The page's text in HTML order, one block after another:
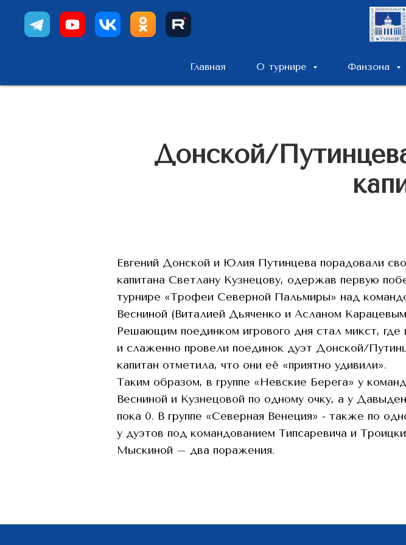
Главная О турнире Фанзона
Донской/
Евгений Донской и Юлия Путинцева порадовали
капитана Светлану Кузнецову, одержав первую
турнире «Трофеи Северной Пальмиры» над
Весниной (Виталией Дьяченко и Асланом
Решающим поединком игрового дня стал микст, где
и слаженно провели поединок дуэт Донской/
капитан отметила, что они её «приятно удивили».
Таким образом, в группе «Невские Берега» у
Весниной и Кузнецовой по одному очку, а у
пока 0. В группе «Северная Венеция» - также по
у дуэтов под командованием Типсаревича и
Мыскиной – два поражения.